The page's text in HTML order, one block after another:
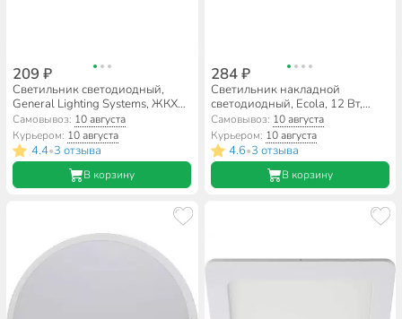
209 ₽
Светильник светодиодный,
General Lighting Systems, ЖКХ
Slim, 14 Вт, 4500 К, 1140 Лм,
IP65, 15.6х8.1х3.6 см, овальный,
накладной, 437693
Самовывоз: 10 августа
Курьером: 10 августа
4.4•3 отзыва
В корзину
284 ₽
Светильник накладной
светодиодный, Ecola, 12 Вт,
4200 К, IP65, 14х14х4 см, с
датчиком движения,
нейтральный белый свет, 200В,
DMRV12ELC
Самовывоз: 10 августа
Курьером: 10 августа
4.6•3 отзыва
В корзину